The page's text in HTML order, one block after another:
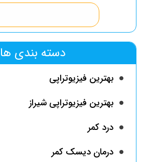
دسته بندی ها
بهترین فیزیوتراپی
بهترین فیزیوتراپی شیراز
درد کمر
درمان دیسک کمر